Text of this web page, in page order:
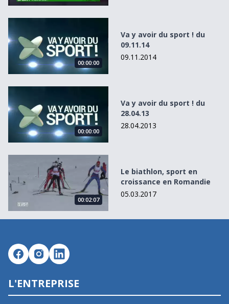
00:00:00
Va y avoir du sport ! du
09.11.14
09.11.2014
00:00:00
Va y avoir du sport ! du
28.04.13
28.04.2013
Le biathlon, sport en croissance en Romandie
00:02:07
Le biathlon, sport en
croissance en Romandie
05.03.2017
L'ENTREPRISE